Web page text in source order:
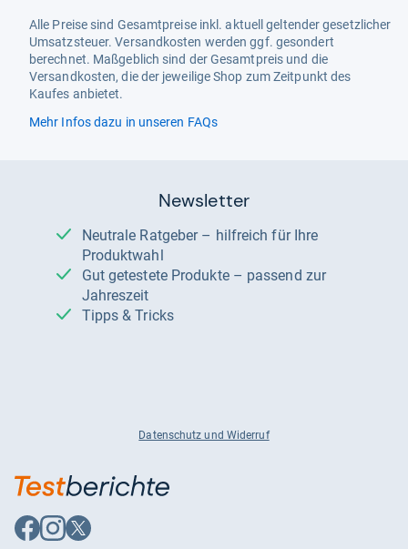
Alle Preise sind Gesamtpreise inkl. aktuell geltender gesetzlicher
Umsatzsteuer. Versandkosten werden ggf. gesondert
berechnet. Maßgeblich sind der Gesamtpreis und die
Versandkosten, die der jeweilige Shop zum Zeitpunkt des
Kaufes anbietet.
Mehr Infos dazu in unseren FAQs
Newsletter
Neutrale Ratgeber – hilfreich für Ihre
Produktwahl
Gut getestete Produkte – passend zur
Jahreszeit
Tipps & Tricks
Datenschutz und Widerruf
Auf
Facebook
Auf
Instagram
Auf
X